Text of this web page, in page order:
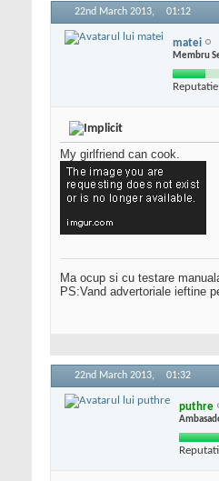
22nd March 2013, 01:12
matei
Membru
My girlfriend can cook.
Ma ocup si cu testare
PS:Vand advertoriale ieftine
22nd March 2013, 01:32
puthre